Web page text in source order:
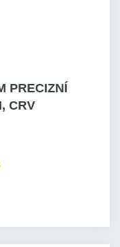
PRECIZNÍ
CRV